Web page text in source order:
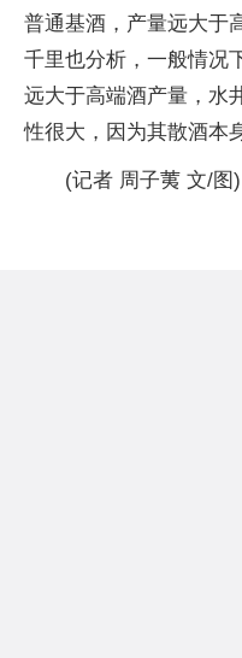
普通基酒，产量远大于
千里也分析，一般情况
远大于高端酒产量，水
性很大，因为其散酒本
(记者 周子荑 文/图)